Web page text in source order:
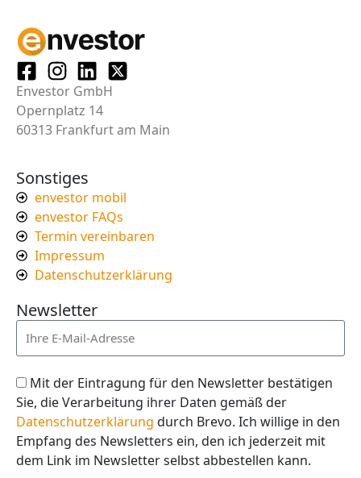
Envestor GmbH
Opernplatz 14
60313 Frankfurt am Main
Sonstiges
envestor mobil
envestor FAQs
Termin vereinbaren
Impressum
Datenschutzerklärung
Newsletter
Mit der Eintragung für den Newsletter bestätigen
Sie, die Verarbeitung ihrer Daten gemäß der
Datenschutzerklärung durch Brevo. Ich willige in den
Empfang des Newsletters ein, den ich jederzeit mit
dem Link im Newsletter selbst abbestellen kann.